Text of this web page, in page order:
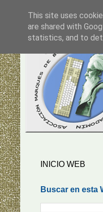
INICIO WEB
Buscar en esta
This site uses
are shared with
statistics, and to